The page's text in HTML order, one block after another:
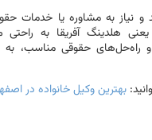
نیاز به مشاوره یا خدمات
هلدینگ آفریقا به راحتی
و راه‌حل‌های حقوقی مناسب،
بهترین وکیل خانواده در